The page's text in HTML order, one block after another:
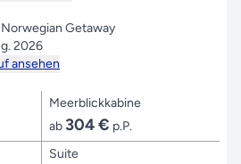
Getaway
2026
ansehen
Meerblickkabine
ab 304 € p.P.
Suite